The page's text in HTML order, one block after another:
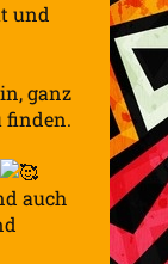
und
ganz
finden.
auch